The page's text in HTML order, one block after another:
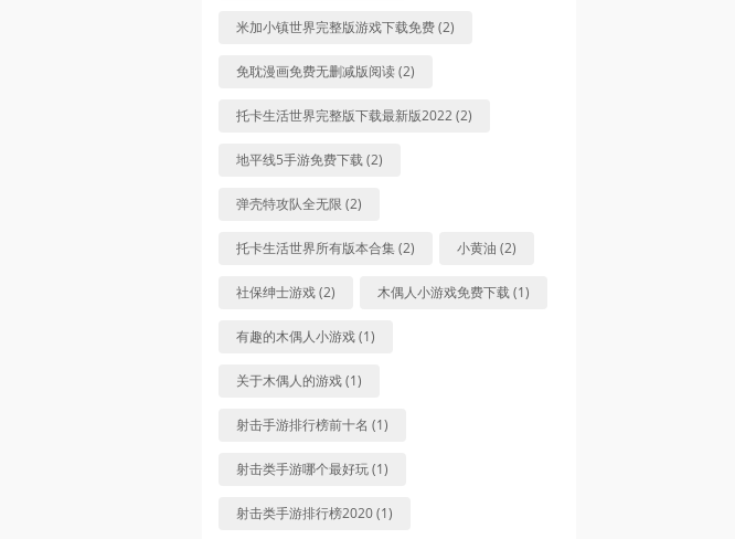
米加小镇世界完整版游戏下载免费 (2)
免耽漫画免费无删减版阅读 (2)
托卡生活世界完整版下载最新版2022 (2)
地平线5手游免费下载 (2)
弹壳特攻队全无限 (2)
托卡生活世界所有版本合集 (2) 小黄油 (2)
社保绅士游戏 (2) 木偶人小游戏免费下载 (1)
有趣的木偶人小游戏 (1)
关于木偶人的游戏 (1)
射击手游排行榜前十名 (1)
射击类手游哪个最好玩 (1)
射击类手游排行榜2020 (1)